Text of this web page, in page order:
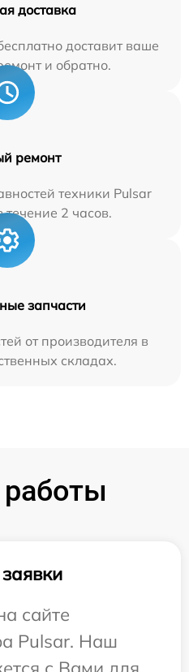
доставка
доставит ваше
и обратно.
ремонт
техники Pulsar
2 часов.
запчасти
от производителя в
складах.
сайте
Pulsar. Наш